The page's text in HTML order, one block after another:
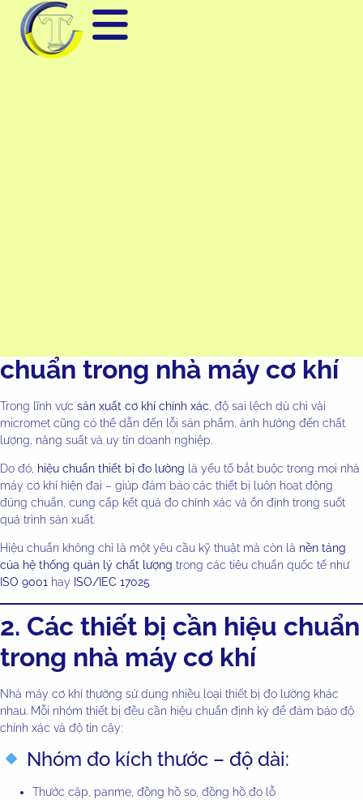
chuẩn trong nhà máy cơ khí
Trong lĩnh vực sản xuất cơ khí chính xác , độ sai lệch dù chỉ vài
micromet cũng có thể dẫn đến lỗi sản phẩm, ảnh hưởng đến chất
lượng, năng suất và uy tín doanh nghiệp.
Do đó, hiệu chuẩn thiết bị đo lường là yếu tố bắt buộc trong mọi nhà
máy cơ khí hiện đại – giúp đảm bảo các thiết bị luôn hoạt động
đúng chuẩn, cung cấp kết quả đo chính xác và ổn định trong suốt
quá trình sản xuất.
Hiệu chuẩn không chỉ là một yêu cầu kỹ thuật mà còn là nền tảng
của hệ thống quản lý chất lượng trong các tiêu chuẩn quốc tế như
ISO 9001 hay ISO/IEC 17025.
2. Các thiết bị cần hiệu chuẩn
trong nhà máy cơ khí
Nhà máy cơ khí thường sử dụng nhiều loại thiết bị đo lường khác
nhau. Mỗi nhóm thiết bị đều cần hiệu chuẩn định kỳ để đảm bảo độ
chính xác và độ tin cậy:
Nhóm đo kích thước – độ dài:
Thước cặp, panme, đồng hồ so, đồng hồ đo lỗ